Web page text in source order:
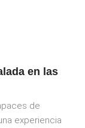
en las
de
experiencia